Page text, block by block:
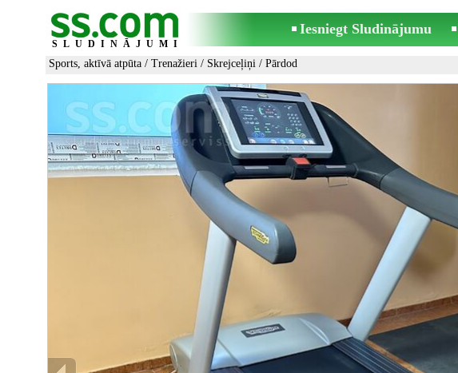
SLUDINĀJUMI
Iesniegt Sludinājumu
Sports, aktīvā atpūta / Trenažieri / Skrejceļiņi / Pārdod